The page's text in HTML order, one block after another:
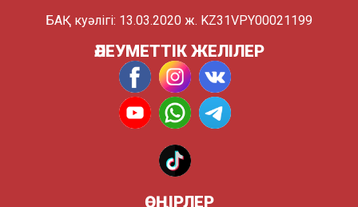
БАҚ куәлігі: 13.03.2020 ж. KZ31VPY00021199
ӘЛЕУМЕТТІК ЖЕЛІЛЕР
ӨҢІРЛЕР